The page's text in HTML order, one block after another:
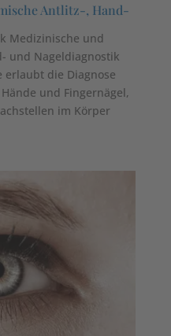
Antlitz-, Hand-
Medizinische und
und Nageldiagnostik
die Diagnose
und Fingernägel,
im Körper